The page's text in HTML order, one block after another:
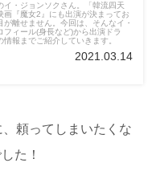
イ・ジョンソクさん。「韓流四天
画『魔女2』にも出演が決まってお
が離せません。今回は、そんなイ・
フィール(身長など)から出演ドラ
報までご紹介していきます。
2021.03.14
頼ってしまいたくな
た！